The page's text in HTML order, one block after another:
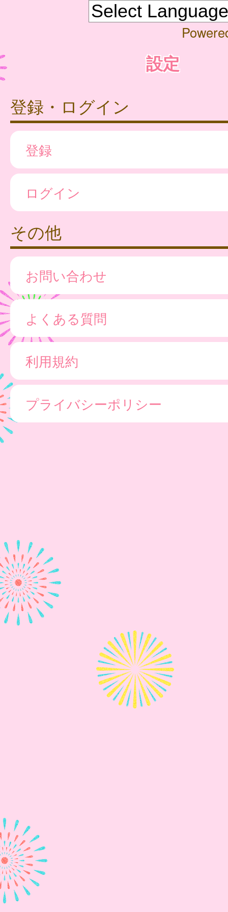
設定
登録・ログイン
登録
ログイン
その他
お問い合わせ
よくある質問
利用規約
プライバシーポリシー